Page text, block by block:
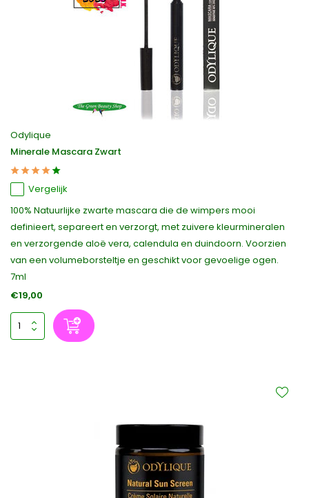
Odylique
Minerale Mascara Zwart
Vergelijk
100% Natuurlijke zwarte mascara die de wimpers mooi
definieert, separeert en verzorgt, met zuivere kleurmineralen
en verzorgende aloë vera, calendula en duindoorn. Voorzien
van een volumeborsteltje en geschikt voor gevoelige ogen.
7ml
€19,00